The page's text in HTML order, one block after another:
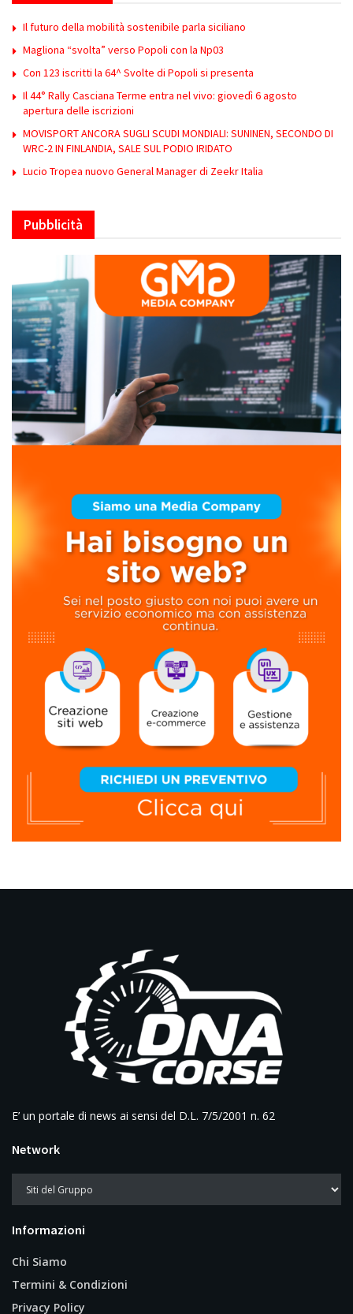
Il futuro della mobilità sostenibile parla siciliano
Magliona “svolta” verso Popoli con la Np03
Con 123 iscritti la 64^ Svolte di Popoli si presenta
Il 44° Rally Casciana Terme entra nel vivo: giovedì 6 agosto
apertura delle iscrizioni
MOVISPORT ANCORA SUGLI SCUDI MONDIALI: SUNINEN, SECONDO DI
WRC-2 IN FINLANDIA, SALE SUL PODIO IRIDATO
Lucio Tropea nuovo General Manager di Zeekr Italia
Pubblicità
E’ un portale di news ai sensi del D.L. 7/5/2001 n. 62
Network
Informazioni
Chi Siamo
Termini & Condizioni
Privacy Policy